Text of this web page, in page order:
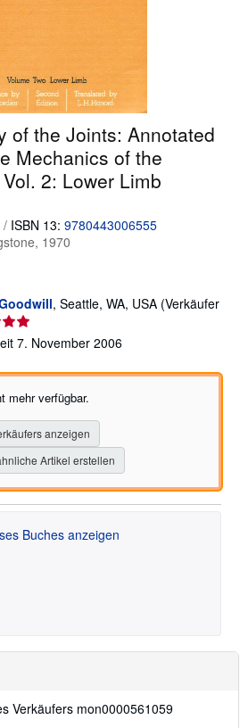
SCHLIESSEN
of the Joints: Annotated
Mechanics of the
2: Lower Limb
/ ISBN 13: 9780443006555
1970
, Seattle, WA, USA (Verkäufer
7. November 2006
mehr verfügbar.
anzeigen
Artikel erstellen
Buches anzeigen
Verkäufers mon0000561059